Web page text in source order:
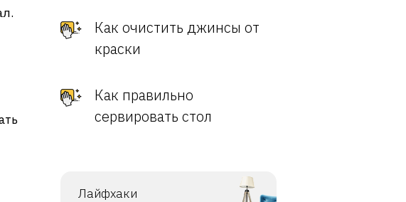
Как очистить джинсы от
краски
Как правильно
сервировать стол
Лайфхаки